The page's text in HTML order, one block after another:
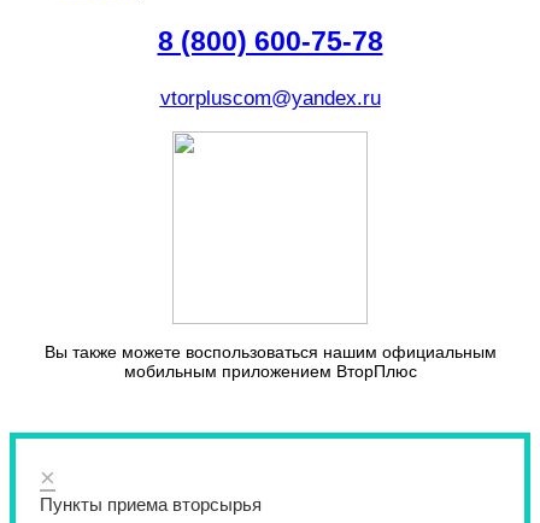
8 (800) 600-75-78
vtorpluscom@yandex.ru
Вы также можете воспользоваться нашим официальным
мобильным приложением ВторПлюс
×
Пункты приема вторсырья